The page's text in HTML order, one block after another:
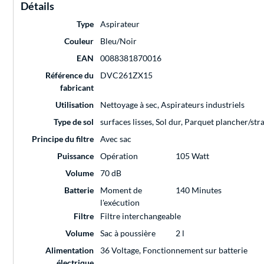
Détails
Type
Aspirateur
Couleur
Bleu/Noir
EAN
0088381870016
Référence du
fabricant
DVC261ZX15
Utilisation
Nettoyage à sec, Aspirateurs industriels
Type de sol
surfaces lisses, Sol dur, Parquet plancher/
Principe du filtre
Avec sac
Puissance
Opération
105 Watt
Volume
70 dB
Batterie
Moment de
l'exécution
140 Minutes
Filtre
Filtre interchangeable
Volume
Sac à poussière
2 l
Alimentation
36 Voltage, Fonctionnement sur batterie